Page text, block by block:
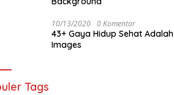
10/13/2020 0 Komentar
43+ Gaya Hidup Sehat Adalah
Images
Tags